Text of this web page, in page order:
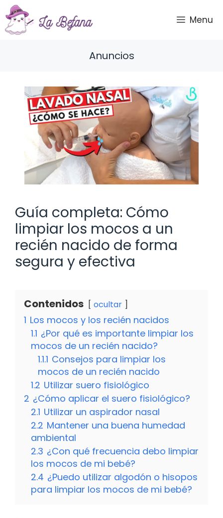
Saltar
al
contenido
Menu
Anuncios
Guía completa: Cómo
limpiar los mocos a un
recién nacido de forma
segura y efectiva
Contenidos ocultar
1 Los mocos y los recién nacidos
1.1 ¿Por qué es importante limpiar los
mocos de un recién nacido?
1.1.1 Consejos para limpiar los
mocos de un recién nacido
1.2 Utilizar suero fisiológico
2 ¿Cómo aplicar el suero fisiológico?
2.1 Utilizar un aspirador nasal
2.2 Mantener una buena humedad
ambiental
2.3 ¿Con qué frecuencia debo limpiar
los mocos de mi bebé?
2.4 ¿Puedo utilizar algodón o hisopos
para limpiar los mocos de mi bebé?